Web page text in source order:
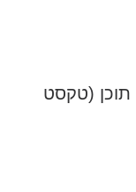
תוכן (טקסט